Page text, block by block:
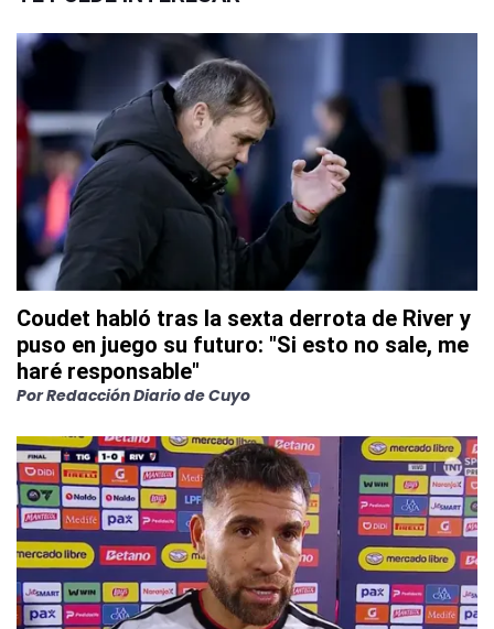
Coudet habló tras la sexta derrota de River y
puso en juego su futuro: "Si esto no sale, me
haré responsable"
PorRedacción Diario de Cuyo